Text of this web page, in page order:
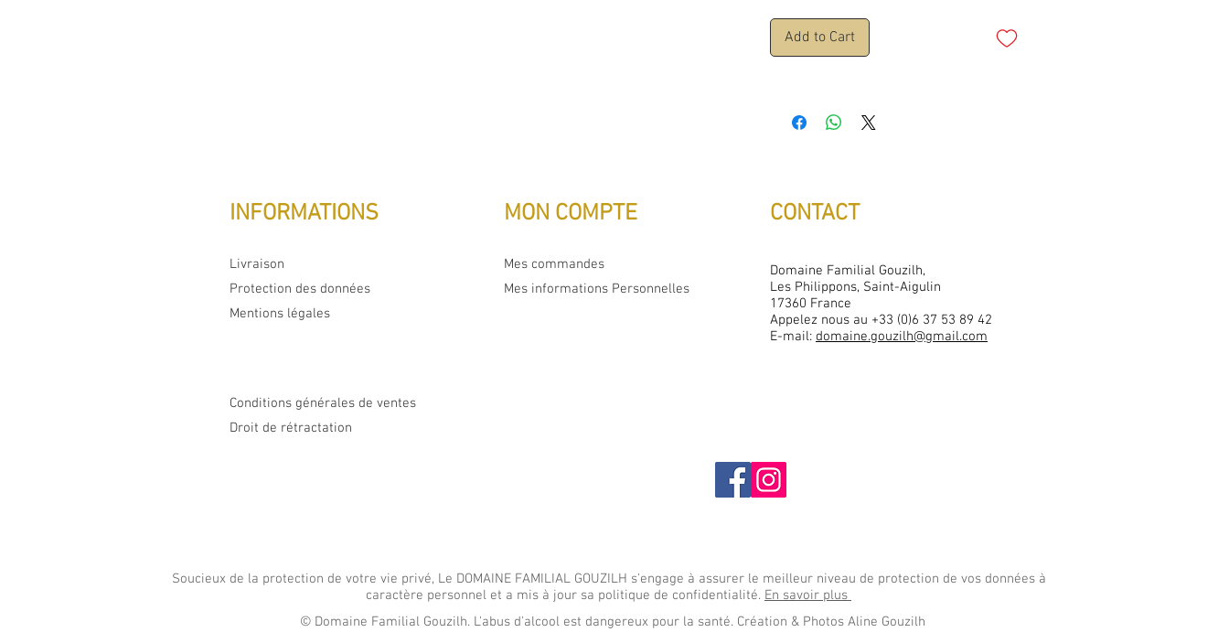
Add to Cart
INFORMATIONS MON COMPTE
Livraison
Protection des données
Mes commandes
Mes informations Personnelles
Mentions légales
CONTACT
Domaine Familial Gouzilh,
Les Philippons, Saint-Aigulin
17360 France
Appelez nous au +33 (0)6 37 53 89 42
E-mail: domaine.gouzilh@gmail.com
Conditions générales de ventes
Droit de rétractation
Soucieux de la protection de votre vie privé, Le DOMAINE FAMILIAL GOUZILH s'engage à assurer le meilleur niveau de protection de vos données à
caractère personnel et a mis à jour sa politique de confidentialité. En savoir plus
© Domaine Familial Gouzilh. L'abus d'alcool est dangereux pour la santé. Création & Photos Aline Gouzilh